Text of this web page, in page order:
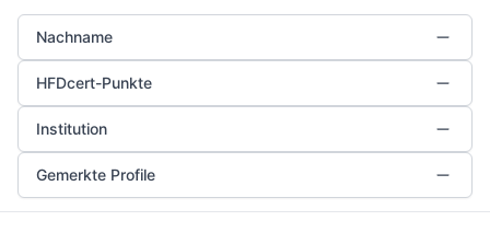
Nachname
HFDcert-Punkte
Institution
Gemerkte Profile